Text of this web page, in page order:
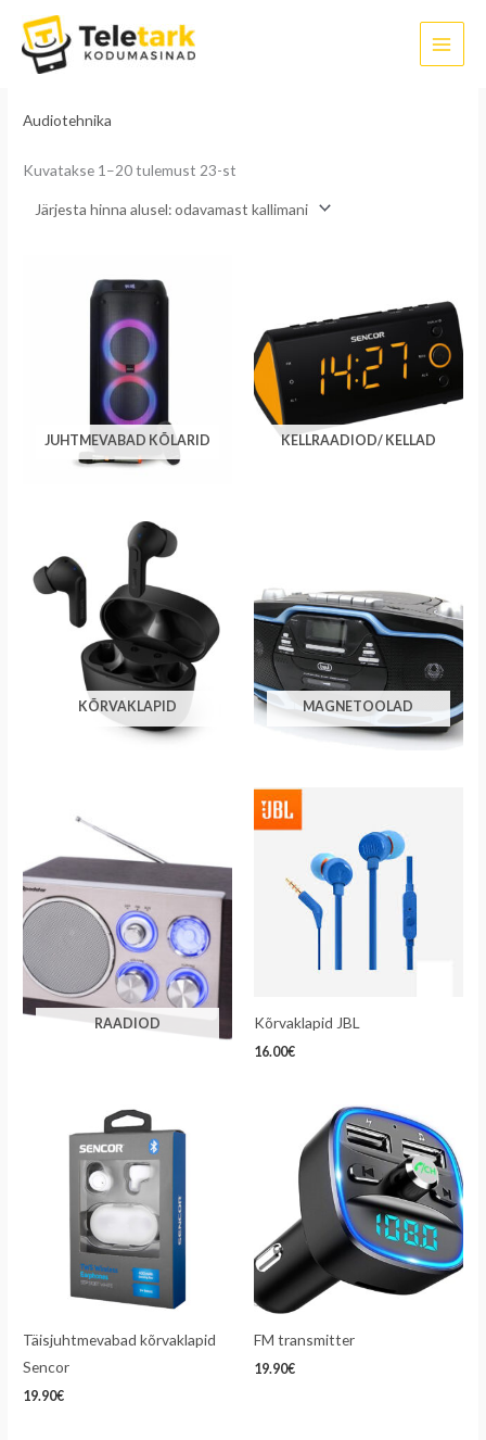
content
Audiotehnika
Kuvatakse 1–20 tulemust 23-st
JUHTMEVABAD KÕLARID KELLRAADIOD/ KELLAD
KÕRVAKLAPID MAGNETOOLAD
RAADIOD Kõrvaklapid JBL
16.00€
Täisjuhtmevabad kõrvaklapid
Sencor
19.90€
FM transmitter
19.90€